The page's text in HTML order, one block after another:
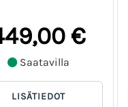
€
Saatavilla